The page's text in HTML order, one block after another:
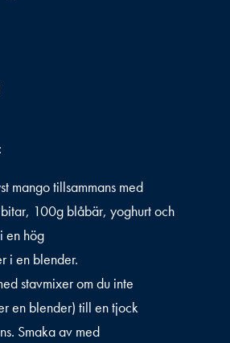
mango tillsammans med
100g blåbär, yoghurt och
en hög
i en blender.
stavmixer om du inte
en blender) till en tjock
Smaka av med